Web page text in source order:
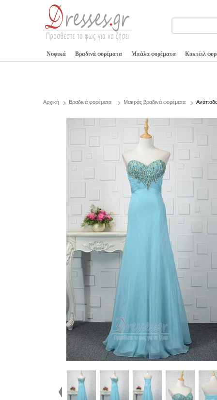
Νυφικά Βραδινά φορέματα Μπάλα φορέματα Κοκτέιλ
Αρχική Βραδινά φορέματα Μακράς βραδινά φορέματα